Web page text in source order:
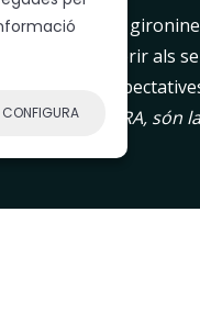
comarques
per poder oferir als
les seves
MERA, són
CONFIGURA